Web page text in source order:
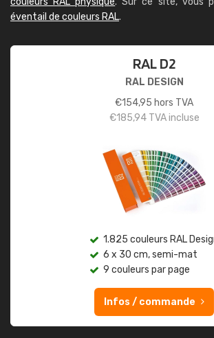
éventail de couleurs RAL.
RAL D2
RAL DESIGN
€154,95 hors TVA
€185,94TVA incluse
1.825 couleurs RAL
6 x 30 cm, semi-mat
9 couleurs par page
Infos / commande